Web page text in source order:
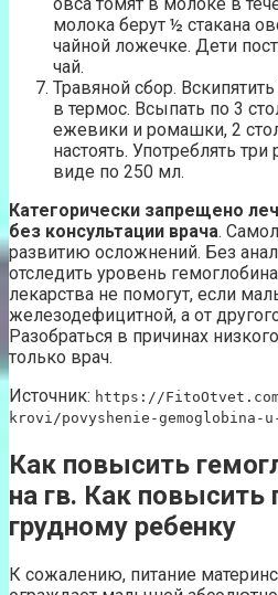
молока берут ½ стакана
чайной ложечке. Дети
чай.
Травяной сбор.
в термос. Всыпать по 3
ежевики и ромашки, 2
настоять. Употреблять
виде по 250 мл.
Категорически запрещено
без консультации врача.
развитию осложнений. Без
отследить уровень
лекарства не помогут, если
железодефицитной, а от
Разобраться в причинах
только врач.
Источник: https://
krovi/povyshenie-gemoglobina-
Как повысить
на гв. Как повысить
грудному ребенку
К сожалению, питание